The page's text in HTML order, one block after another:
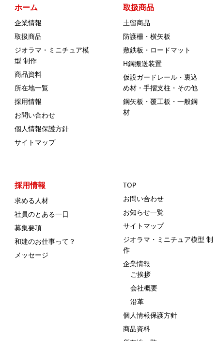
ホーム
企業情報
取扱商品
ジオラマ・ミニチュア模
型 制作
商品資料
所在地一覧
採用情報
お問い合わせ
個人情報保護方針
サイトマップ
取扱商品
土留商品
防護柵・横矢板
敷鉄板・ロードマット
H鋼搬送装置
仮設ガードレール・裏込
め材・手摺支柱・その他
鋼矢板・覆工板・一般鋼
材
採用情報
求める人材
社員のとある一日
募集要項
和建のお仕事って？
メッセージ
TOP
お問い合わせ
お知らせ一覧
サイトマップ
ジオラマ・ミニチュア模型 制
作
企業情報
ご挨拶
会社概要
沿革
個人情報保護方針
商品資料